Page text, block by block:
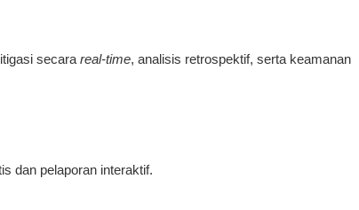
secara real-time, analisis retrospektif, serta keamanan
dan pelaporan interaktif.